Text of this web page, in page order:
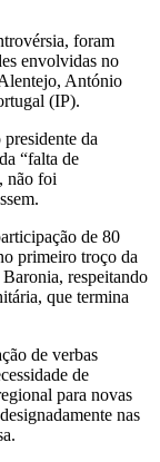
foram
envolvidas no
António
(IP).
da
“falta de
não foi
de 80
primeiro troço da
respeitando
que termina
de verbas
de
para novas
nas